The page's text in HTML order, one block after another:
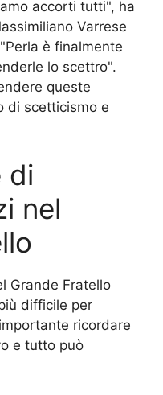
accorti tutti", ha
Varrese
è finalmente
lo scettro".
queste
di scetticismo e
di
nel
Grande Fratello
difficile per
ricordare
e tutto può